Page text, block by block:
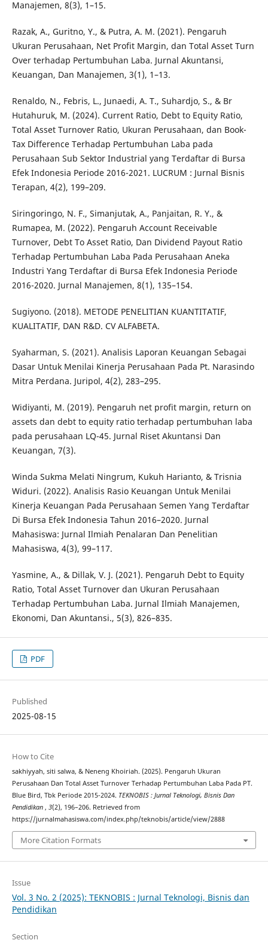
Manajemen, 8(3), 1–15.
Razak, A., Guritno, Y., & Putra, A. M. (2021). Pengaruh
Ukuran Perusahaan, Net Profit Margin, dan Total Asset Turn
Over terhadap Pertumbuhan Laba. Jurnal Akuntansi,
Keuangan, Dan Manajemen, 3(1), 1–13.
Renaldo, N., Febris, L., Junaedi, A. T., Suhardjo, S., & Br
Hutahuruk, M. (2024). Current Ratio, Debt to Equity Ratio,
Total Asset Turnover Ratio, Ukuran Perusahaan, dan Book-
Tax Difference Terhadap Pertumbuhan Laba pada
Perusahaan Sub Sektor Industrial yang Terdaftar di Bursa
Efek Indonesia Periode 2016-2021. LUCRUM : Jurnal Bisnis
Terapan, 4(2), 199–209.
Siringoringo, N. F., Simanjutak, A., Panjaitan, R. Y., &
Rumapea, M. (2022). Pengaruh Account Receivable
Turnover, Debt To Asset Ratio, Dan Dividend Payout Ratio
Terhadap Pertumbuhan Laba Pada Perusahaan Aneka
Industri Yang Terdaftar di Bursa Efek Indonesia Periode
2016-2020. Jurnal Manajemen, 8(1), 135–154.
Sugiyono. (2018). METODE PENELITIAN KUANTITATIF,
KUALITATIF, DAN R&D. CV ALFABETA.
Syaharman, S. (2021). Analisis Laporan Keuangan Sebagai
Dasar Untuk Menilai Kinerja Perusahaan Pada Pt. Narasindo
Mitra Perdana. Juripol, 4(2), 283–295.
Widiyanti, M. (2019). Pengaruh net profit margin, return on
assets dan debt to equity ratio terhadap pertumbuhan laba
pada perusahaan LQ-45. Jurnal Riset Akuntansi Dan
Keuangan, 7(3).
Winda Sukma Melati Ningrum, Kukuh Harianto, & Trisnia
Widuri. (2022). Analisis Rasio Keuangan Untuk Menilai
Kinerja Keuangan Pada Perusahaan Semen Yang Terdaftar
Di Bursa Efek Indonesia Tahun 2016–2020. Jurnal
Mahasiswa: Jurnal Ilmiah Penalaran Dan Penelitian
Mahasiswa, 4(3), 99–117.
Yasmine, A., & Dillak, V. J. (2021). Pengaruh Debt to Equity
Ratio, Total Asset Turnover dan Ukuran Perusahaan
Terhadap Pertumbuhan Laba. Jurnal Ilmiah Manajemen,
Ekonomi, Dan Akuntansi., 5(3), 826–835.
PDF
Published
2025-08-15
How to Cite
sakhiyyah, siti salwa, & Neneng Khoiriah. (2025). Pengaruh Ukuran
Perusahaan Dan Total Asset Turnover Terhadap Pertumbuhan Laba Pada PT.
Blue Bird, Tbk Periode 2015-2024. TEKNOBIS : Jurnal Teknologi, Bisnis Dan
Pendidikan , 3(2), 196–206. Retrieved from
https://jurnalmahasiswa.com/index.php/teknobis/article/view/2888
More Citation Formats
Issue
Vol. 3 No. 2 (2025): TEKNOBIS : Jurnal Teknologi, Bisnis dan
Pendidikan
Section